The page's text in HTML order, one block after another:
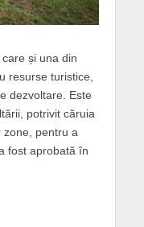
și una din
resurse turistice,
dezvoltare. Este
potrivit căruia
zone, pentru a
fost aprobată în